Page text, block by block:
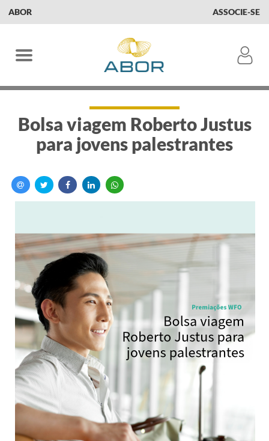
ABOR ASSOCIE-SE
Bolsa viagem Roberto Justus
para jovens palestrantes